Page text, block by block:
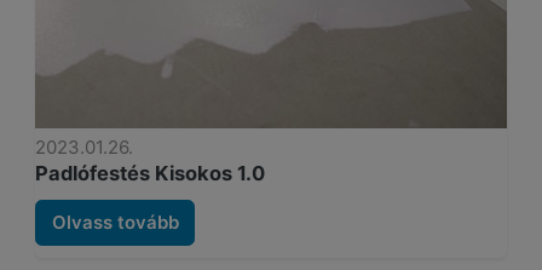
2023.01.26.
Padlófestés Kisokos 1.0
Olvass tovább